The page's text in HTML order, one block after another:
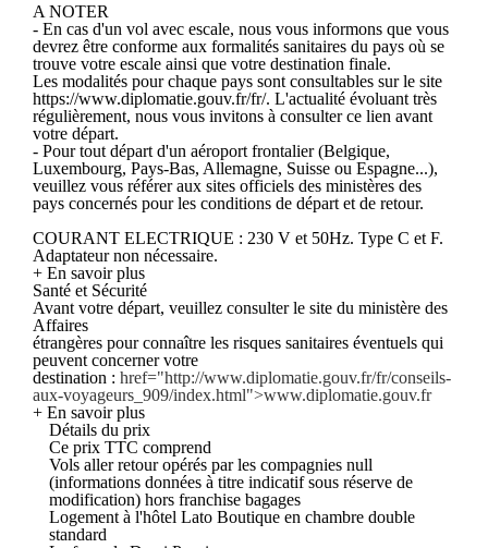
A NOTER
- En cas d'un vol avec escale, nous vous informons que vous
devrez être conforme aux formalités sanitaires du pays où se
trouve votre escale ainsi que votre destination finale.
Les modalités pour chaque pays sont consultables sur le site
https://www.diplomatie.gouv.fr/fr/. L'actualité évoluant très
régulièrement, nous vous invitons à consulter ce lien avant
votre départ.
- Pour tout départ d'un aéroport frontalier (Belgique,
Luxembourg, Pays-Bas, Allemagne, Suisse ou Espagne...),
veuillez vous référer aux sites officiels des ministères des
pays concernés pour les conditions de départ et de retour.
COURANT ELECTRIQUE : 230 V et 50Hz. Type C et F.
Adaptateur non nécessaire.
+ En savoir plus
Santé et Sécurité
Avant votre départ, veuillez consulter le site du ministère des
Affaires
étrangères pour connaître les risques sanitaires éventuels qui
peuvent concerner votre
destination : href="http://www.diplomatie.gouv.fr/fr/conseils-
aux-voyageurs_909/index.html">www.diplomatie.gouv.fr
+ En savoir plus
Détails du prix
Ce prix TTC comprend
Vols aller retour opérés par les compagnies null
(informations données à titre indicatif sous réserve de
modification) hors franchise bagages
Logement à l'hôtel Lato Boutique en chambre double
standard